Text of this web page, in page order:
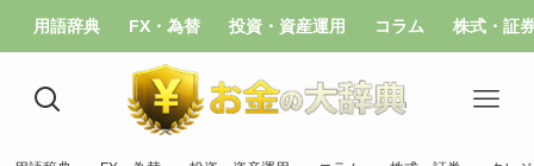
用語辞典 FX・為替 投資・資産運用 コラム 株式・証